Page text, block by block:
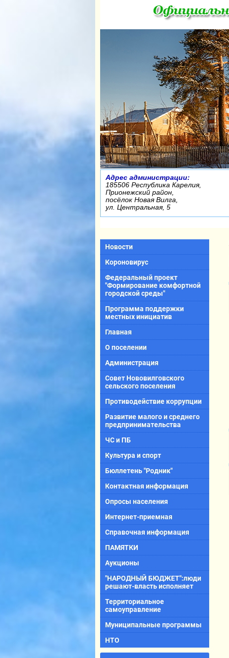
Адрес администрации:
185506 Республика Карелия,
Прионежский район,
посёлок Новая Вилга,
ул. Центральная, 5
Новости
Короновирус
Федеральный проект
"Формирование комфортной
городской среды"
Программа поддержки
местных инициатив
Главная
О поселении
Администрация
Совет Нововилговского
сельского поселения
Противодействие коррупции
Развитие малого и среднего
предпринимательства
ЧС и ПБ
Культура и спорт
Бюллетень "Родник"
Контактная информация
Опросы населения
Интернет-приемная
Справочная информация
ПАМЯТКИ
Аукционы
"НАРОДНЫЙ БЮДЖЕТ":люди
решают-власть исполняет
Территориальное
самоуправление
Муниципальные программы
НТО